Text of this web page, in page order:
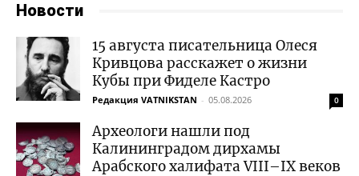
Новости
15 августа писательница Олеся
Кривцова расскажет о жизни
Кубы при Фиделе Кастро
Редакция VATNIKSTAN - 05.08.2026 0
Археологи нашли под
Калининградом дирхамы
Арабского халифата VIII–IX веков